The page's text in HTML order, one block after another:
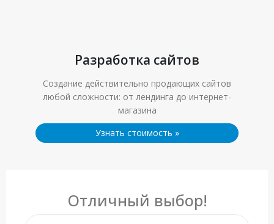
Разработка сайтов
Создание действительно продающих сайтов
любой сложности: от лендинга до интернет-
магазина
Узнать стоимость »
Отличный выбор!